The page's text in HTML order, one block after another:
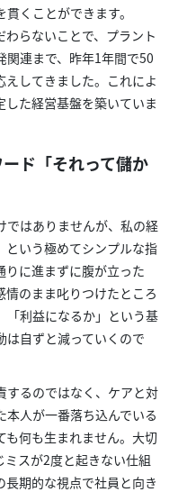
くことができます。
らないことで、プラント
関連まで、昨年1年間で50
してきました。これによ
した経営基盤を築いていま
ド「それって儲か
ではありませんが、私の経
という極めてシンプルな指
に進まずに腹が立った
情のまま叱りつけたところ
「利益になるか」という基
自ずと減っていくので
するのではなく、ケアと対
人が一番落ち込んでいる
も何も生まれません。大切
スが2度と起きない仕組
期的な視点で社員と向き